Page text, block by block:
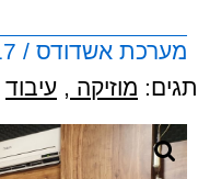
מערכת אשדודס / 16:17 09.09.22
תגים: מוזיקה , עיבוד